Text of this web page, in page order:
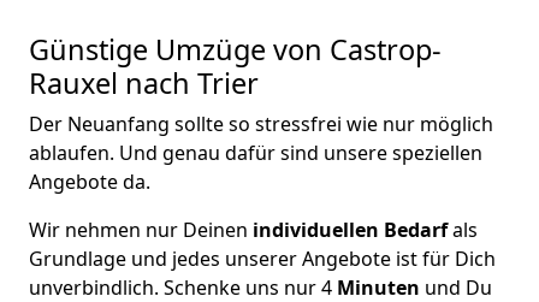
Günstige Umzüge von Castrop-
Rauxel nach Trier
Der Neuanfang sollte so stressfrei wie nur möglich
ablaufen. Und genau dafür sind unsere speziellen
Angebote da.
Wir nehmen nur Deinen individuellen Bedarfals
Grundlage und jedes unserer Angebote ist für Dich
unverbindlich. Schenke uns nur 4 Minuten und Du